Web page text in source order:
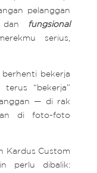
pelanggan
dan fungsional
serius,
bekerja
“bekerja”
— di rak
di foto-foto
Kardus Custom
perlu dibalik: